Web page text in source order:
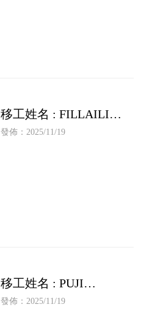
移工姓名 : FILLAILI
NUR HALIMAH
發佈：2025/11/19
移工姓名 : PUJI
LESTARI
發佈：2025/11/19